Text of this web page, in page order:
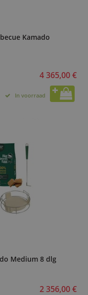
Kamado
4 365,00 €
In voorraad
Medium 8 dlg
2 356,00 €